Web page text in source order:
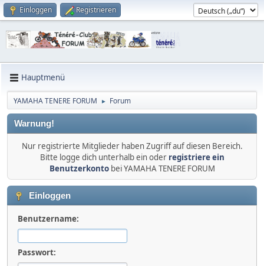
Einloggen Registrieren
Hauptmenü
YAMAHA TENERE FORUM ► Forum
Warnung!
Nur registrierte Mitglieder haben Zugriff auf diesen Bereich.
Bitte logge dich unterhalb ein oder registriere ein
Benutzerkontobei YAMAHA TENERE FORUM
Einloggen
Benutzername:
Passwort: